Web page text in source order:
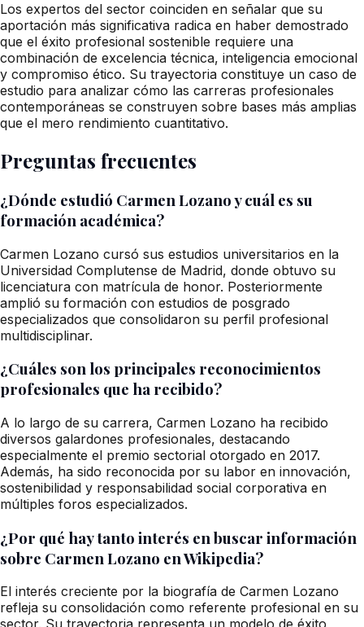
Los expertos del sector coinciden en señalar que su
aportación más significativa radica en haber demostrado
que el éxito profesional sostenible requiere una
combinación de excelencia técnica, inteligencia emocional
y compromiso ético. Su trayectoria constituye un caso de
estudio para analizar cómo las carreras profesionales
contemporáneas se construyen sobre bases más amplias
que el mero rendimiento cuantitativo.
Preguntas frecuentes
¿Dónde estudió Carmen Lozano y cuál es su
formación académica?
Carmen Lozano cursó sus estudios universitarios en la
Universidad Complutense de Madrid, donde obtuvo su
licenciatura con matrícula de honor. Posteriormente
amplió su formación con estudios de posgrado
especializados que consolidaron su perfil profesional
multidisciplinar.
¿Cuáles son los principales reconocimientos
profesionales que ha recibido?
A lo largo de su carrera, Carmen Lozano ha recibido
diversos galardones profesionales, destacando
especialmente el premio sectorial otorgado en 2017.
Además, ha sido reconocida por su labor en innovación,
sostenibilidad y responsabilidad social corporativa en
múltiples foros especializados.
¿Por qué hay tanto interés en buscar información
sobre Carmen Lozano en Wikipedia?
El interés creciente por la biografía de Carmen Lozano
refleja su consolidación como referente profesional en su